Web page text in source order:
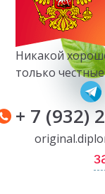
Цены на
Вопросы и ответы
Отзывы
Оплата и
Контакты
Никакой
только
+ 7 (932)